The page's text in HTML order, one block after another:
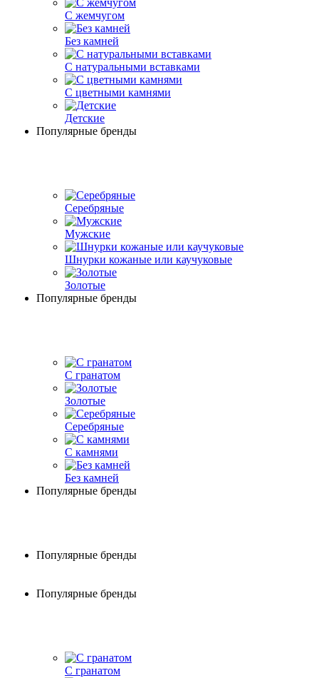
С жемчугом
Без камней
С натуральными вставками
С цветными камнями
Детские
Популярные бренды
Серебряные
Мужские
Шнурки кожаные или каучуковые
Золотые
Популярные бренды
С гранатом
Золотые
Серебряные
С камнями
Без камней
Популярные бренды
Популярные бренды
Популярные бренды
С гранатом